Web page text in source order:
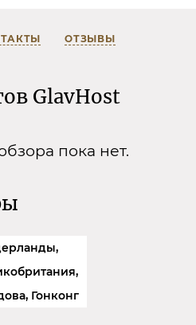
ОТЗЫВЫ
GlavHost
пока нет.
Гонконг